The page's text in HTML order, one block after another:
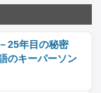
25年目の秘密
のキーパーソン